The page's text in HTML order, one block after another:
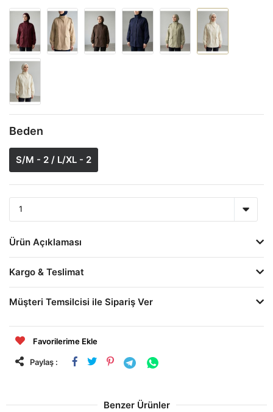
Beden
S/M - 2 / L/XL - 2
Ürün Açıklaması
Kargo & Teslimat
Müşteri Temsilcisi ile Sipariş Ver
Favorilerime Ekle
Paylaş :
Benzer Ürünler